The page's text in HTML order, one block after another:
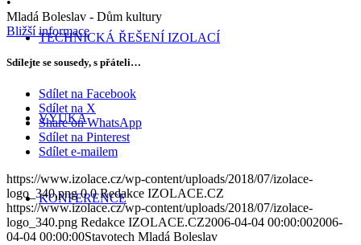
TECHNICKÁ ŘEŠENÍ IZOLACÍ
VÝUKA
KONFERENCE
Mladá Boleslav - Dům kultury
Bližší informace
Sdílejte se sousedy, s přáteli…
Sdílet na Facebook
Sdílet na X
Share on WhatsApp
Sdílet na Pinterest
Sdílet e-mailem
https://www.izolace.cz/wp-content/uploads/2018/07/izolace-
logo_340.png 0 0 Redakce IZOLACE.CZ
https://www.izolace.cz/wp-content/uploads/2018/07/izolace-
logo_340.png Redakce IZOLACE.CZ2006-04-04 00:00:002006-
04-04 00:00:00Stavotech Mladá Boleslav